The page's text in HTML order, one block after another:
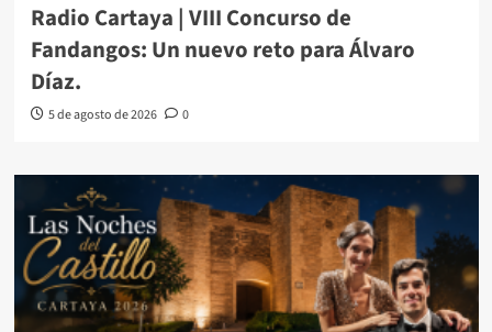
Radio Cartaya | VIII Concurso de
Fandangos: Un nuevo reto para Álvaro
Díaz.
5 de agosto de 2026 0